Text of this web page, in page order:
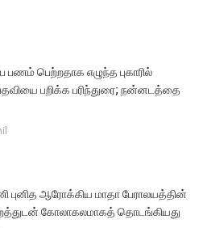
பணம் பெற்றதாக எழுந்த புகாரில்
பறிக்க பரிந்துரை; நன்னடத்தை
ஆரோக்கிய மாதா பேராலயத்தின்
கோலாகலமாகத் தொடங்கியது